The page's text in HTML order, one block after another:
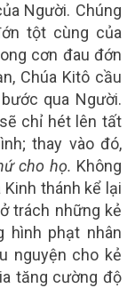
Người. Chúng
tột cùng của
cơn đau đớn
Chúa Kitô cầu
qua Người.
chỉ hét lên tất
thay vào đó,
cho họ. Không
thánh kể lại
trách những kẻ
hình phạt nhân
nguyện cho kẻ
tăng cường độ